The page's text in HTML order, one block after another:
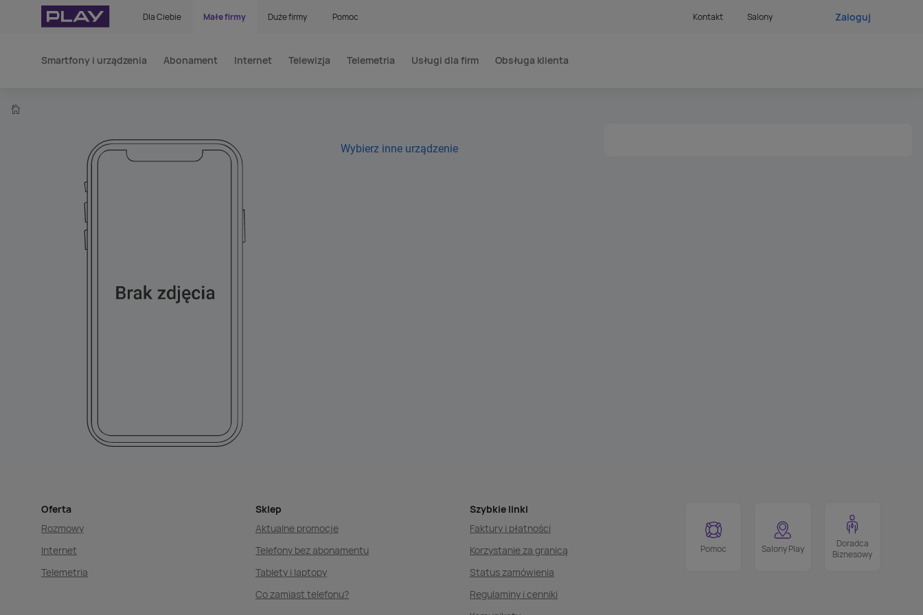
Dla Ciebie Małe firmy Duże firmy Pomoc Kontakt Salony Zaloguj
Smartfony i urządzenia Abonament Internet Telewizja Telemetria Usługi dla firm Obsługa klienta
Wybierz inne urządzenie
Oferta
Rozmowy
Internet
Telemetria
Sklep
Aktualne promocje
Telefony bez abonamentu
Tablety i laptopy
Co zamiast telefonu?
Szybkie linki
Faktury i płatności
Korzystanie za granicą
Status zamówienia
Regulaminy i cenniki
Pomoc Salony Play
Doradca
Biznesowy